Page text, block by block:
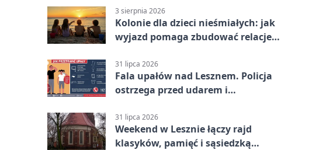
3 sierpnia 2026
Kolonie dla dzieci nieśmiałych: jak
wyjazd pomaga zbudować relacje z
31 lipca 2026
Fala upałów nad Lesznem. Policja
ostrzega przed udarem i
31 lipca 2026
Weekend w Lesznie łączy rajd
klasyków, pamięć i sąsiedzką